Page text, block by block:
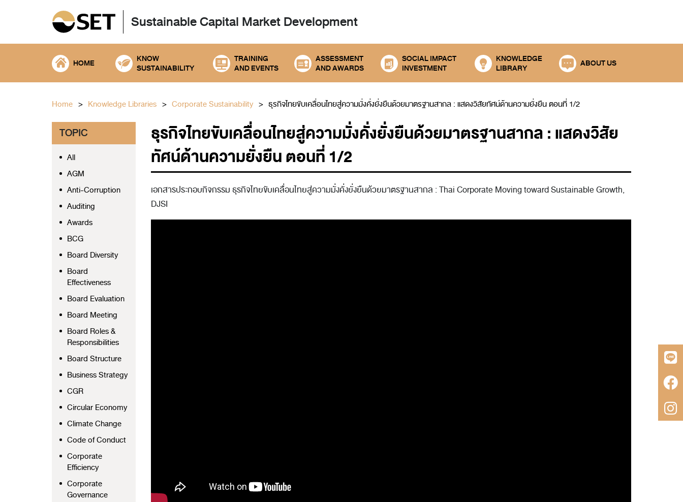
Sustainable Capital Market Development
HOME
KNOW
SUSTAINABILITY
TRAINING
AND EVENTS
ASSESSMENT
AND AWARDS
SOCIAL IMPACT
INVESTMENT
KNOWLEDGE
LIBRARY
ABOUT US
Home Knowledge Libraries Corporate Sustainability ธุรกิจไทยขับเคลื่อนไทยสู่ความมั่งคั่งยั่งยืนด้วยมาตรฐานสากล : แสดงวิสัยทัศน์ด้านความยั่งยืน ตอนที่ 1/2
TOPIC
All
AGM
Anti-Corruption
Auditing
Awards
BCG
Board Diversity
Board
Effectiveness
Board Evaluation
Board Meeting
Board Roles &
Responsibilities
Board Structure
Business Strategy
CGR
Circular Economy
Climate Change
Code of Conduct
Corporate
Efficiency
Corporate
Governance
ธุรกิจไทยขับเคลื่อนไทยสู่ความมั่งคั่งยั่งยืนด้วยมาตรฐานสากล : แสดงวิสัย
ทัศน์ด้านความยั่งยืน ตอนที่ 1/2
เอกสารประกอบกิจกรรม ธุรกิจไทยขับเคลื่อนไทยสู่ความมั่งคั่งยั่งยืนด้วยมาตรฐานสากล : Thai Corporate Moving toward Sustainable Growth,
DJSI